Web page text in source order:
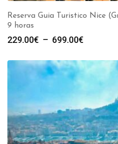
Reserva Guia Turistico Nice
9 horas
229.00€ – 699.00€
prix :
229.00€
699.00€